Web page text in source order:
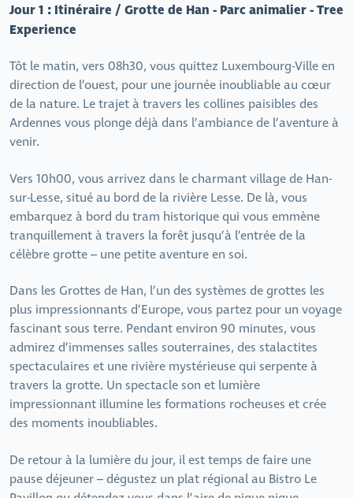
Jour 1 : Itinéraire / Grotte de Han - Parc animalier - Tree
Experience
Tôt le matin, vers 08h30, vous quittez Luxembourg-Ville en
direction de l’ouest, pour une journée inoubliable au cœur
de la nature. Le trajet à travers les collines paisibles des
Ardennes vous plonge déjà dans l’ambiance de l’aventure à
venir.
Vers 10h00, vous arrivez dans le charmant village de Han-
sur-Lesse, situé au bord de la rivière Lesse. De là, vous
embarquez à bord du tram historique qui vous emmène
tranquillement à travers la forêt jusqu’à l’entrée de la
célèbre grotte – une petite aventure en soi.
Dans les Grottes de Han, l’un des systèmes de grottes les
plus impressionnants d’Europe, vous partez pour un voyage
fascinant sous terre. Pendant environ 90 minutes, vous
admirez d’immenses salles souterraines, des stalactites
spectaculaires et une rivière mystérieuse qui serpente à
travers la grotte. Un spectacle son et lumière
impressionnant illumine les formations rocheuses et crée
des moments inoubliables.
De retour à la lumière du jour, il est temps de faire une
pause déjeuner – dégustez un plat régional au Bistro Le